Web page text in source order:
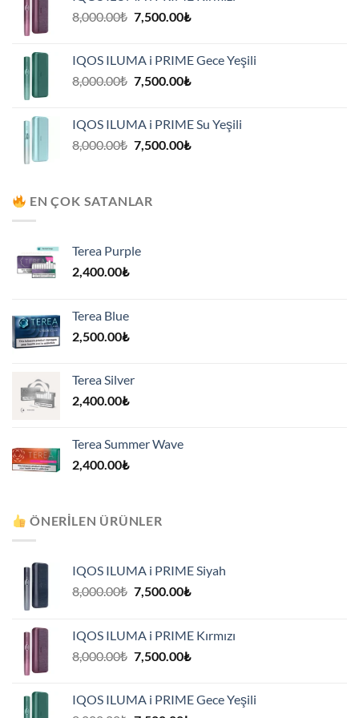
8,000.00₺ Orijinal
7,500.00₺Şu
7,500.00₺.
IQOS ILUMA i PRIME Gece Yeşili
8,000.00₺ Orijinal
7,500.00₺Şu
7,500.00₺.
IQOS ILUMA i PRIME Su Yeşili
8,000.00₺ Orijinal
7,500.00₺Şu
EN ÇOK SATANLAR
Terea Purple
2,400.00₺
Terea Blue
2,500.00₺
Terea Silver
2,400.00₺
Terea Summer Wave
2,400.00₺
ÖNERILEN ÜRÜNLER
IQOS ILUMA i PRIME Siyah
8,000.00₺ Orijinal
7,500.00₺Şu
7,500.00₺.
IQOS ILUMA i PRIME Kırmızı
8,000.00₺ Orijinal
7,500.00₺Şu
7,500.00₺.
IQOS ILUMA i PRIME Gece Yeşili